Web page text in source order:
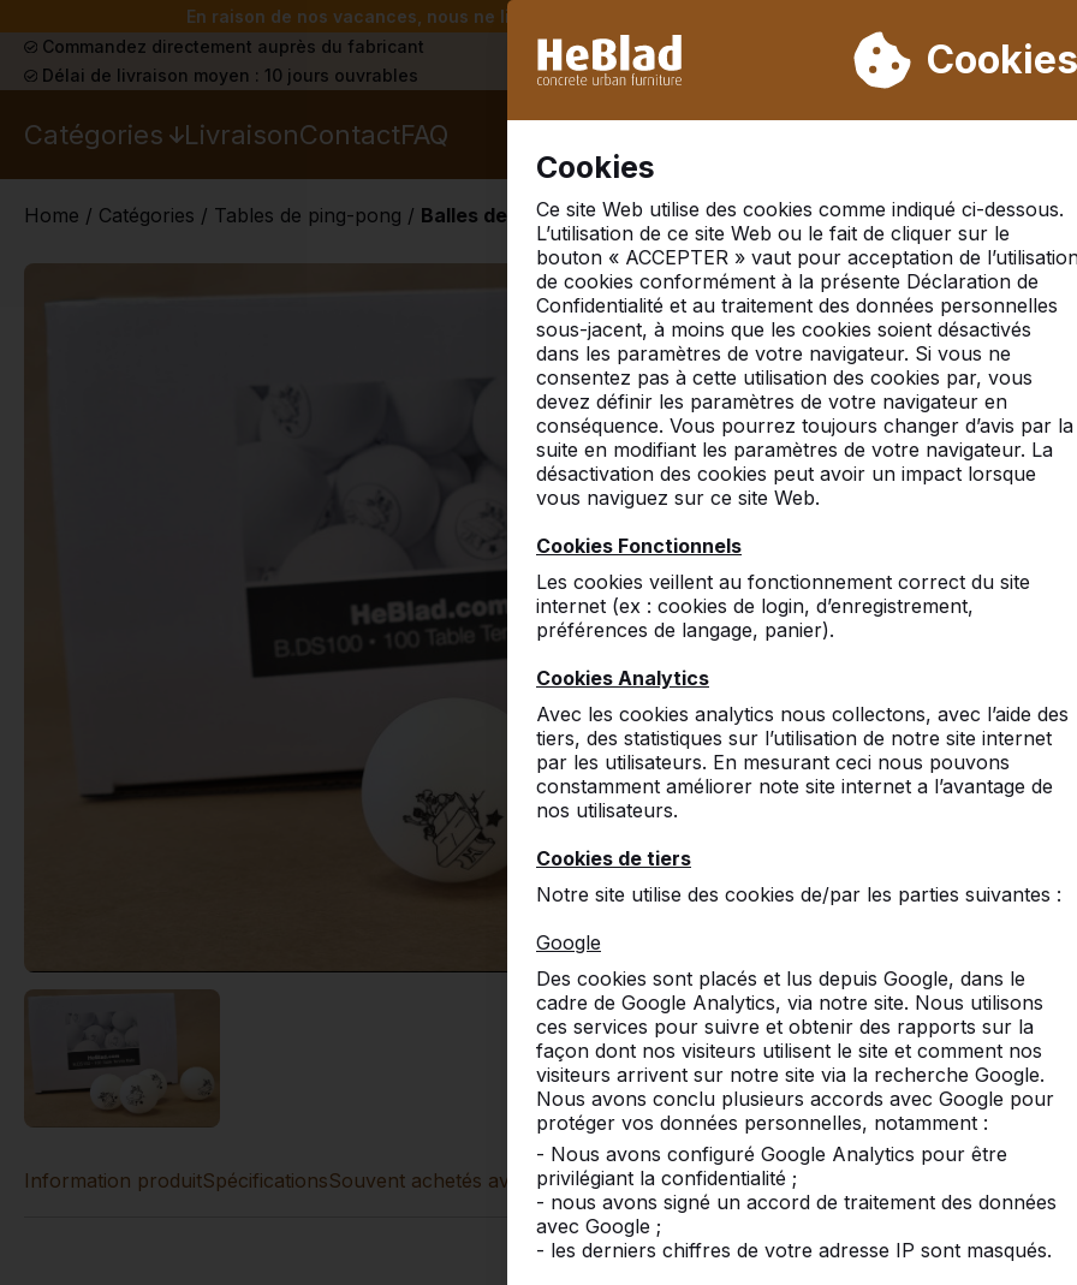
En raison de nos vacances, nous ne livrerons pas de la semaine 31 à la semaine 33. Veuillez donc
Cookies
Cookies
Ce site Web utilise des cookies comme indiqué ci-dessous.
L’utilisation de ce site Web ou le fait de cliquer sur le
bouton « ACCEPTER » vaut pour acceptation de
de cookies conformément à la présente Déclaration de
Confidentialité et au traitement des données personnelles
sous-jacent, à moins que les cookies soient désactivés
dans les paramètres de votre navigateur. Si vous ne
consentez pas à cette utilisation des cookies par, vous
devez définir les paramètres de votre navigateur en
conséquence. Vous pourrez toujours changer d’avis par la
suite en modifiant les paramètres de votre navigateur. La
désactivation des cookies peut avoir un impact lorsque
vous naviguez sur ce site Web.
Cookies Fonctionnels
Les cookies veillent au fonctionnement correct du site
internet (ex : cookies de login, d’enregistrement,
préférences de langage, panier).
Cookies Analytics
Avec les cookies analytics nous collectons, avec l’aide des
tiers, des statistiques sur l’utilisation de notre site internet
par les utilisateurs. En mesurant ceci nous pouvons
constamment améliorer note site internet a l’avantage de
nos utilisateurs.
Cookies de tiers
Notre site utilise des cookies de/par les parties suivantes :
Google
Des cookies sont placés et lus depuis Google, dans le
cadre de Google Analytics, via notre site. Nous utilisons
ces services pour suivre et obtenir des rapports sur la
façon dont nos visiteurs utilisent le site et comment nos
visiteurs arrivent sur notre site via la recherche Google.
Nous avons conclu plusieurs accords avec Google pour
protéger vos données personnelles, notamment :
- Nous avons configuré Google Analytics pour être
privilégiant la confidentialité ;
- nous avons signé un accord de traitement des données
avec Google ;
- les derniers chiffres de votre adresse IP sont masqués.
Commandez directement auprès du fabricant
Déjà plus de 30 000 produits vendus
Délai de livraison moyen : 10 jours ouvrables
Catégories LivraisonContactFAQ
Home / Catégories / Tables de ping-pong / Balles de ping-pong, boîte de 100 pièces
Information produitSpécificationsSouvent achetés avec :Produits similaires